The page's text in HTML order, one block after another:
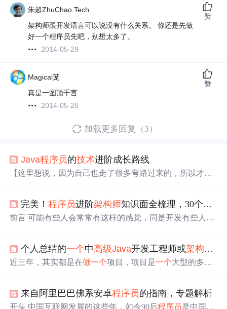
朱超ZhuChao.Tech
架构师跟开发语言可以说没有什么关系。 你还是先做
好一个程序员先吧，别想太多了。
2014-05-29
赞
Magical茏
真是一图顶千言
2014-05-28
赞
加载更多回复（3）
Java程序员的技术进阶成长路线
【这里想说，因为自己也走了很多弯路过来的，所以才下
也是甜的！有需要的伙伴请点㊦方】↓↓↓↓↓↓↓↓↓↓↓↓↓↓↓↓↓↓↓
↓↓↓↓↓↓↓↓↓↓↓↓↓↓↓↓↓↓↓↓↓↓↓↓↓↓↓↓↓↓↓↓↓↓↓↓↓↓↓↓↓↓↓↓↓↓↓↓↓↓↓
完美！程序员进阶架构师知识面全梳理，30个技术
前言 可能有些人会常常有这样的感觉，同是开发有些人比
Java工程师在招聘网站上的区分： 初中级开发工程师 一
般的初中级开发工程师要求不是特别的高，很多都是要求
熟悉dubbo框架、redis等； 熟悉Unix/Linux系统，精通数据
库Oracle、MySQL 等的开发，精通SQL及
个人总结的一个中高级Java开发工程师或架构师
近三年，其实都是在做一个项目，项目是一个大型的多节
项目的，因为最近看了一些招聘信息，结合项目中用到的
一些知识和 管理措施，作为一个程序员，需要去实时评估
来自阿里巴巴佛系安卓程序员的指南，专题解析
开头 中国互联网发展的这些年，如今90后程序员是中国 程